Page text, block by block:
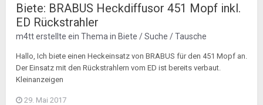
Biete: BRABUS Heckdiffusor 451 Mopf inkl.
ED Rückstrahler
m4tterstellte ein Thema in Biete / Suche / Tausche
Hallo, Ich biete einen Heckeinsatz von BRABUS für den 451 Mopf an.
Der Einsatz mit den Rückstrahlern vom ED ist bereits verbaut.
Kleinanzeigen
29. Mai 2017